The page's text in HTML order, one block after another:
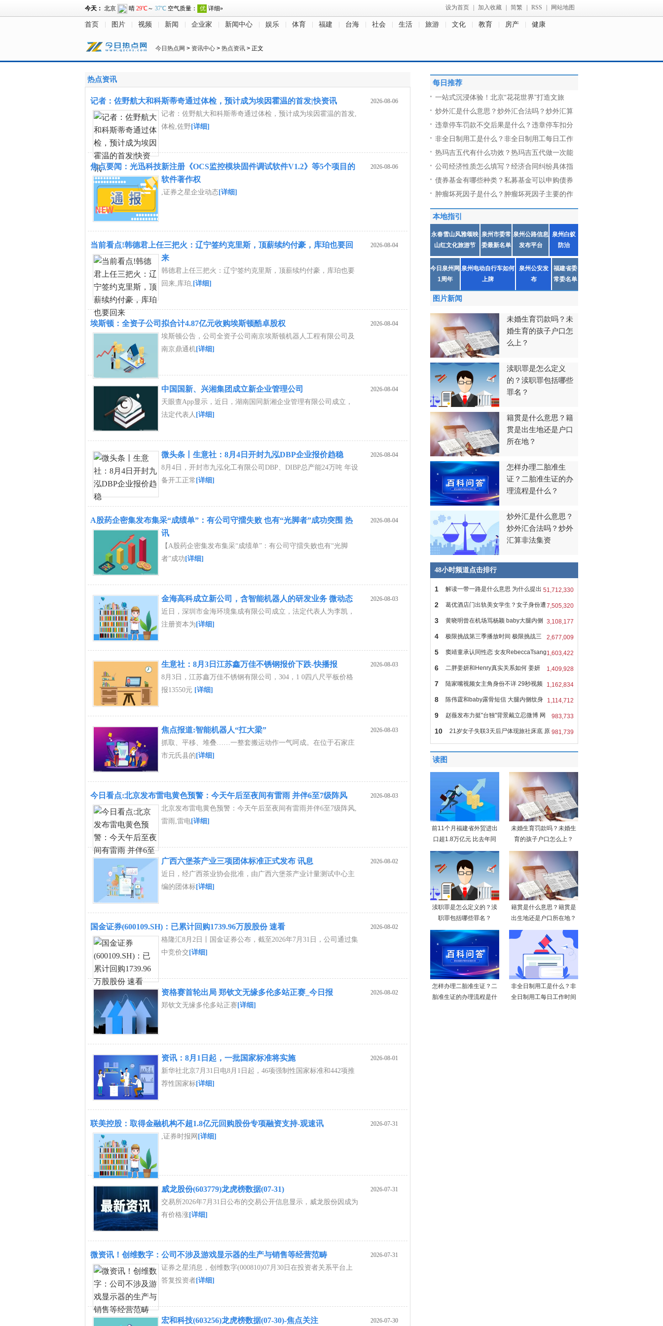
设为首页 加入收藏 简繁 RSS 网站地图
首页 图片 视频 新闻 企业家 新闻中心 娱乐 体育 福建 台海 社会 生活 旅游 文化 教育 房产 健康
今日热点网 > 资讯中心 > 热点资讯 > 正文
热点资讯
2026-08-06
记者：佐野航大和科斯蒂奇通过体检，预计成为埃因霍温的首发|快资讯
记者：佐野航大和科斯蒂奇通过体检，预计成为埃因霍温的首发,
体检,佐野 [详细]
2026-08-06
焦点要闻：光迅科技新注册《OCS监控模块固件调试软件V1.2》等5个项目的
软件著作权
,证券之星企业动态[详细]
2026-08-04
当前看点!韩德君上任三把火：辽宁签约克里斯，顶薪续约付豪，库珀也要回
来
韩德君上任三把火：辽宁签约克里斯，顶薪续约付豪，库珀也要
回来,库珀, [详细]
2026-08-04
埃斯顿：全资子公司拟合计4.87亿元收购埃斯顿酷卓股权
埃斯顿公告，公司全资子公司南京埃斯顿机器人工程有限公司及
南京鼎通机[详细]
2026-08-04
中国国新、兴湘集团成立新企业管理公司
天眼查App显示，近日，湖南国同新湘企业管理有限公司成立，
法定代表人 [详细]
2026-08-04
微头条丨生意社：8月4日开封九泓DBP企业报价趋稳
8月4日，开封市九泓化工有限公司DBP、DIBP总产能24万吨 年设
备开工正常 [详细]
2026-08-04
A股药企密集发布集采“成绩单”：有公司守擂失败 也有“光脚者”成功突围 热
讯
【A股药企密集发布集采“成绩单”：有公司守擂失败也有“光脚
者”成功 [详细]
2026-08-03
金海高科成立新公司，含智能机器人的研发业务 微动态
近日，深圳市金海环境集成有限公司成立，法定代表人为李凯，
注册资本为 [详细]
2026-08-03
生意社：8月3日江苏鑫万佳不锈钢报价下跌-快播报
8月3日，江苏鑫万佳不锈钢有限公司，304，1 0四八尺平板价格
报13550元 [详细]
2026-08-03
焦点报道:智能机器人“扛大梁”
抓取、平移、堆叠……一整套搬运动作一气呵成。在位于石家庄
市元氏县的 [详细]
2026-08-03
今日看点:北京发布雷电黄色预警：今天午后至夜间有雷雨 并伴6至7级阵风
北京发布雷电黄色预警：今天午后至夜间有雷雨并伴6至7级阵风,
雷雨,雷电[详细]
2026-08-02
广西六堡茶产业三项团体标准正式发布 讯息
近日，经广西茶业协会批准，由广西六堡茶产业计量测试中心主
编的团体标[详细]
2026-08-02
国金证券(600109.SH)：已累计回购1739.96万股股份 速看
格隆汇8月2日丨国金证券公布，截至2026年7月31日，公司通过集
中竞价交 [详细]
2026-08-02
资格赛首轮出局 郑钦文无缘多伦多站正赛_今日报
郑钦文无缘多伦多站正赛 [详细]
2026-08-01
资讯：8月1日起，一批国家标准将实施
新华社北京7月31日电8月1日起，46项强制性国家标准和442项推
荐性国家标[详细]
2026-07-31
联美控股：取得金融机构不超1.8亿元回购股份专项融资支持-观速讯
,证券时报网 [详细]
2026-07-31
威龙股份(603779)龙虎榜数据(07-31)
交易所2026年7月31日公布的交易公开信息显示，威龙股份因成为
有价格涨 [详细]
2026-07-31
微资讯！创维数字：公司不涉及游戏显示器的生产与销售等经营范畴
证券之星消息，创维数字(000810)07月30日在投资者关系平台上
答复投资者[详细]
2026-07-30
宏和科技(603256)龙虎榜数据(07-30)-焦点关注
每日推荐
一站式沉浸体验！北京“花花世界”打造文旅
炒外汇是什么意思？炒外汇合法吗？炒外汇算
违章停车罚款不交后果是什么？违章停车扣分
非全日制用工是什么？非全日制用工每日工作
热玛吉五代有什么功效？热玛吉五代做一次能
公司经济性质怎么填写？经济合同纠纷具体指
债券基金有哪些种类？私募基金可以申购债券
肿瘤坏死因子是什么？肿瘤坏死因子主要的作
本地指引
永春雪山风雅颂映
山红文化旅游节
泉州市委常
委最新名单
泉州公路信息
发布平台
泉州白蚁
防治
今日泉州网
1周年
泉州电动自行车如何
上牌
泉州公安发
布
福建省委
常委名单
图片新闻
未婚生育罚款吗？未
婚生育的孩子户口怎
么上？
渎职罪是怎么定义
的？渎职罪包括哪些
罪名？
籍贯是什么意思？籍
贯是出生地还是户口
所在地？
怎样办理二胎准生
证？二胎准生证的办
理流程是什么？
炒外汇是什么意思？
炒外汇合法吗？炒外
汇算非法集资
48小时频道点击排行
51,712,330
1 解读一带一路是什么意思 为什么提出
一 7,505,320
2 葛优酒店门出轨美女学生？女子身份遭
人 3,108,177
3 黄晓明曾在机场骂杨颖 baby大腿内侧
纹 2,677,009
4 极限挑战第三季播放时间 极限挑战三
的 1,603,422
5 窦靖童承认同性恋 女友RebeccaTsang
照 1,409,928
6 二胖姜妍和Henry真实关系如何 姜妍
Henr 1,162,834
7 陆家嘴视频女主角身份不详 29秒视频
资 1,114,712
8 陈伟霆和baby露骨短信 大腿内侧纹身
曝 983,733
9 赵薇发布力挺"台独"背景戴立忍微博 网
981,739
10 21岁女子失联3天后尸体现旅社床底 原
因
读图
前11个月福建省外贸进出
口超1.8万亿元 比去年同
未婚生育罚款吗？未婚生
育的孩子户口怎么上？
渎职罪是怎么定义的？渎
职罪包括哪些罪名？
籍贯是什么意思？籍贯是
出生地还是户口所在地？
怎样办理二胎准生证？二
胎准生证的办理流程是什
非全日制用工是什么？非
全日制用工每日工作时间